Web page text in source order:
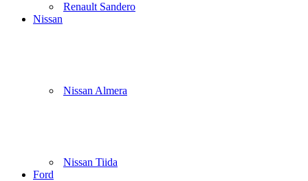
Renault Sandero
Nissan
Nissan Almera
Nissan Tiida
Ford